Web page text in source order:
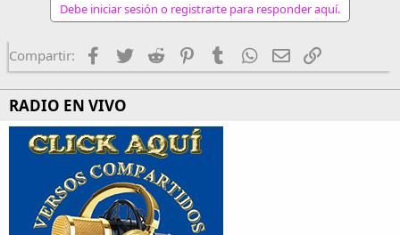
Debe iniciar sesión o registrarte para responder aquí.
Compartir: Facebook
TwitterReddit PinterestTumblrWhatsApp
EmailEnlace
RADIO EN VIVO